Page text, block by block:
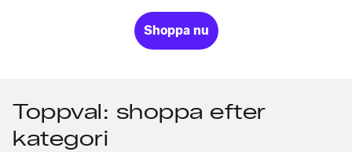
Shoppa nu
Toppval: shoppa efter
kategori